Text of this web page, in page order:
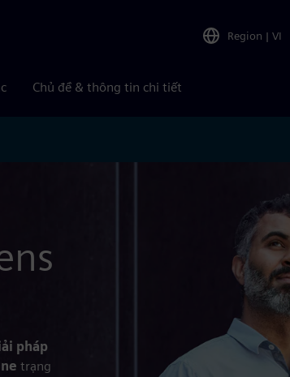
Region | VI
Chủ đề & thông tin chi tiết
pháp
trạng